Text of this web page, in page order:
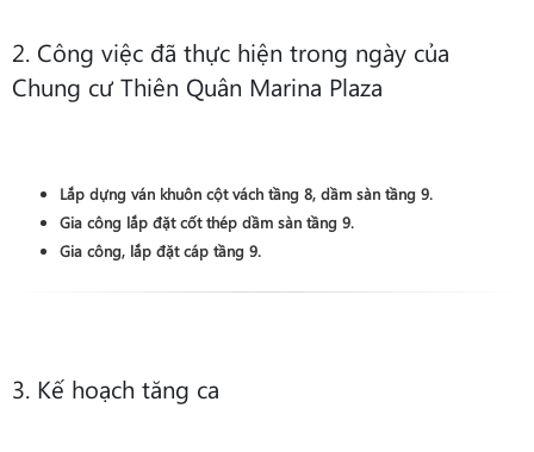
2. Công việc đã thực hiện trong ngày của
Chung cư Thiên Quân Marina Plaza
Lắp dựng ván khuôn cột vách tầng 8, dầm sàn tầng 9.
Gia công lắp đặt cốt thép dầm sàn tầng 9.
Gia công, lắp đặt cáp tầng 9.
3. Kế hoạch tăng ca